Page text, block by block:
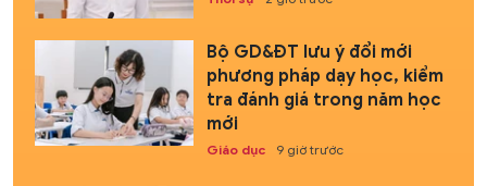
Bộ GD&ĐT lưu ý đổi mới
phương pháp dạy học, kiểm
tra đánh giá trong năm học
mới
Giáo dục 9 giờ trước